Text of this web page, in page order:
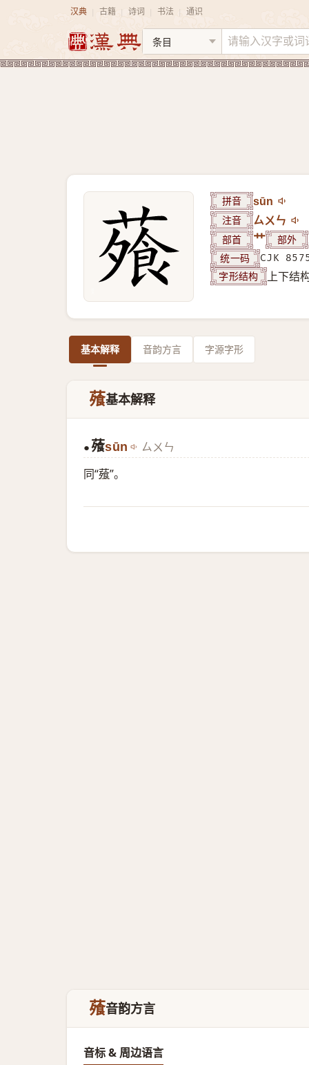
汉典 古籍 诗词 书法 通识
拼音 sūn
注音 ㄙㄨㄣ
部首 艹 部外
统一码 CJK
字形结构 上下结
基本解释 音韵方言 字源字形
蕵基本解释
● 蕵sūn ㄙㄨㄣ
同“薞”。
蕵音韵方言
音标 & 周边语言